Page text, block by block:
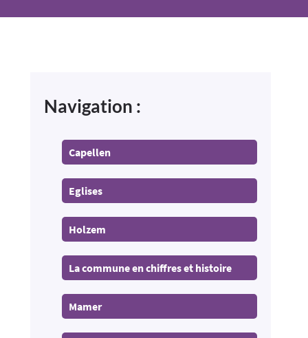
Navigation :
Capellen
Eglises
Holzem
La commune en chiffres et histoire
Mamer